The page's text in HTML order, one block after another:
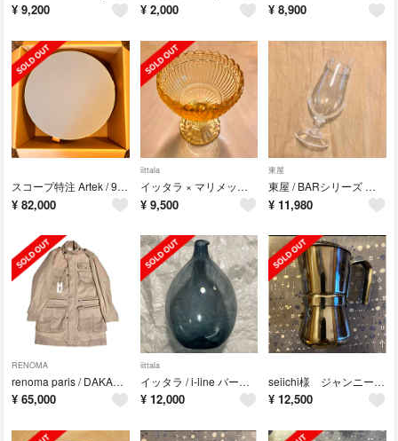
¥ 9,200 ¥ 2,000 ¥ 8,900
スコープ特注 Artek / 90D テーブル リノリウム アッシュ
¥ 82,000
iittala
イッタラ × マリメッコ / マリボウル ラージ
¥ 9,500
東屋
東屋 / BARシリーズ カルバドス
¥ 11,980
RENOMA
renoma paris / DAKAR マルチポケットコート
¥ 65,000
iittala
イッタラ / i-line バードボトル
¥ 12,000
seiichi様 ジャンニーニ / ジャンニーナ エスプレッソメーカ
¥ 12,500